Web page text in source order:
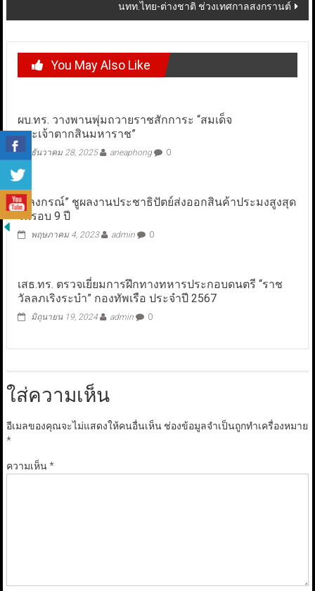
นทท.ไทย-ต่างชาติ ช่วงเทศกาลสงกรานต์
You May Also Like
ผบ.ทร. วางพานพุ่มถวายราชสักการะ “สมเด็จ
พระเจ้าตากสินมหาราช”
ธันวาคม 28, 2025 aneaphong 0
“อลงกรณ์” ชูผลงานประชาธิปัตย์ส่งออกสินค้าประมงสูงสุด
ในรอบ 9 ปี
พฤษภาคม 4, 2023 admin 0
เสธ.ทร. ตรวจเยี่ยมการฝึกทางทหารประกอบดนตรี “ราช
วัลลภเริงระบำ” กองทัพเรือ ประจำปี 2567
มิถุนายน 19, 2024 admin 0
ใส่ความเห็น
อีเมลของคุณจะไม่แสดงให้คนอื่นเห็น ช่องข้อมูลจำเป็นถูกทำเครื่องหมาย
*
ความเห็น*